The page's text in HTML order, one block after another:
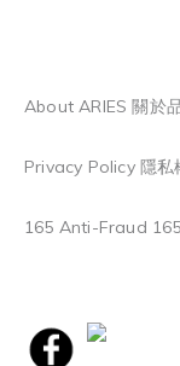
About ARIES 關於
Privacy Policy 隱私
165 Anti-Fraud